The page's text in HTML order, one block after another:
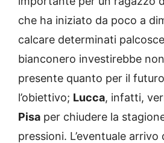
che ha iniziato da poco a
calcare determinati
bianconero investirebbe
presente quanto per il
l’obiettivo; Lucca, infatti,
Pisa per chiudere la
pressioni. L’eventuale arrivo